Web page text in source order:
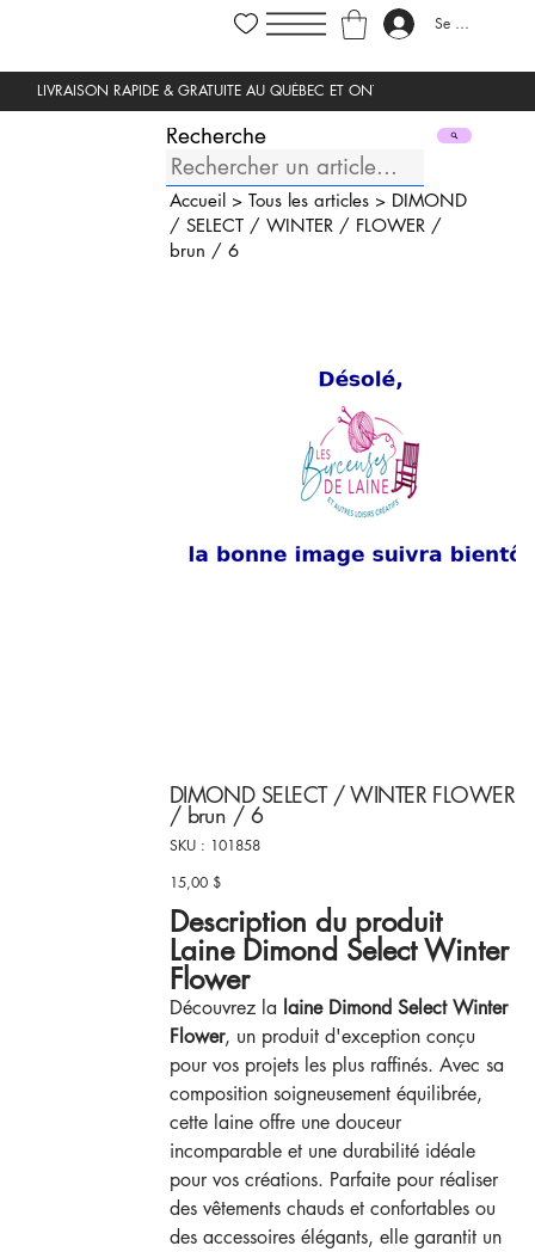
Se connecter
Recherche
Accueil> Tous les articles> DIMOND
/ SELECT / WINTER / FLOWER /
brun / 6
DIMOND SELECT / WINTER FLOWER
/ brun / 6
SKU :
SKU
101858
101858
Prix
15,00 $
Description du produit
Laine Dimond Select Winter
Flower
Découvrez la laine Dimond Select Winter
Flower, un produit d'exception conçu
pour vos projets les plus raffinés. Avec sa
composition soigneusement équilibrée,
cette laine offre une douceur
incomparable et une durabilité idéale
pour vos créations. Parfaite pour réaliser
des vêtements chauds et confortables ou
des accessoires élégants, elle garantit un